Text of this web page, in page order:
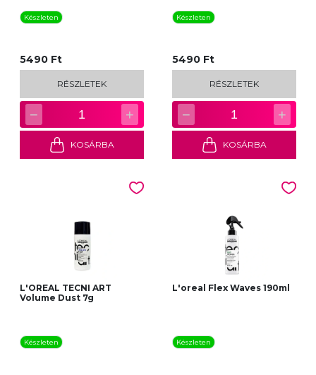
Készleten
5490 Ft
RÉSZLETEK
− 1 +
KOSÁRBA
Készleten
5490 Ft
RÉSZLETEK
− 1 +
KOSÁRBA
L'OREAL TECNI ART
Volume Dust 7g
Készleten
L'oreal Flex Waves 190ml
Készleten